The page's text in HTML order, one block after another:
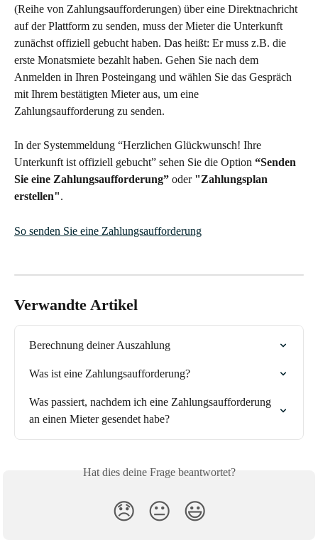
(Reihe von Zahlungsaufforderungen) über eine Direktnachricht
auf der Plattform zu senden, muss der Mieter die Unterkunft
zunächst offiziell gebucht haben. Das heißt: Er muss z.B. die
erste Monatsmiete bezahlt haben. Gehen Sie nach dem
Anmelden in Ihren Posteingang und wählen Sie das Gespräch
mit Ihrem bestätigten Mieter aus, um eine
Zahlungsaufforderung zu senden.
In der Systemmeldung “Herzlichen Glückwunsch! Ihre
Unterkunft ist offiziell gebucht” sehen Sie die Option “Senden
Sie eine Zahlungsaufforderung” oder "Zahlungsplan
erstellen".
So senden Sie eine Zahlungsaufforderung
Verwandte Artikel
Berechnung deiner Auszahlung
Was ist eine Zahlungsaufforderung?
Was passiert, nachdem ich eine Zahlungsaufforderung
an einen Mieter gesendet habe?
Hat dies deine Frage beantwortet?
😞 😐 😃